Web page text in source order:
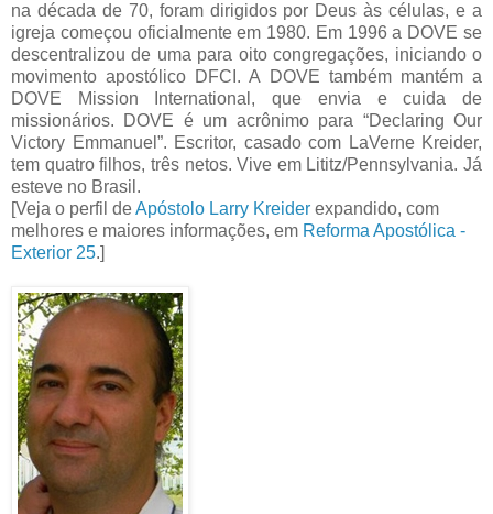
na década de 70, foram dirigidos por Deus às células, e a
igreja começou oficialmente em 1980. Em 1996 a DOVE se
descentralizou de uma para oito congregações, iniciando o
movimento apostólico DFCI. A DOVE também mantém a
DOVE Mission International, que envia e cuida de
missionários. DOVE é um acrônimo para “Declaring Our
Victory Emmanuel”. Escritor, casado com LaVerne Kreider,
tem quatro filhos, três netos. Vive em Lititz/Pennsylvania. Já
esteve no Brasil.
[Veja o perfil deApóstolo Larry Kreider expandido, com
melhores e maiores informações, em Reforma Apostólica -
Exterior 25.]